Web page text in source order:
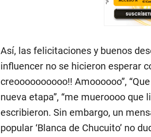
Así, las felicitaciones y buenos
influencer no se hicieron esperar
creoooooooooo!! Amoooooo”,
nueva etapa”, “me mueroooo que
escribieron. Sin embargo, un
popular ‘Blanca de Chucuito’ no